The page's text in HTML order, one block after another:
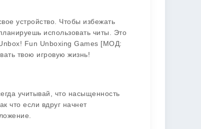
устройство. Чтобы избежать
использовать читы. Это
Fun Unboxing Games [МОД:
твою игровую жизнь!
учитывай, что насыщенность
что если вдруг начнет